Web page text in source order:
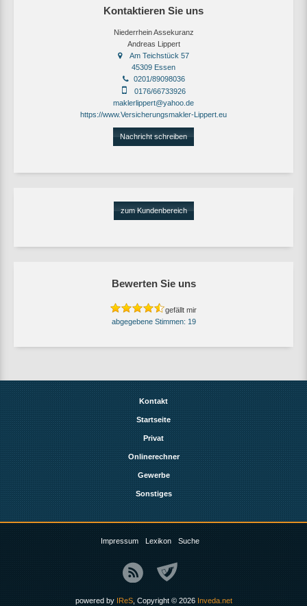
Kontaktieren Sie uns
Niederrhein Assekuranz
Andreas Lippert
Am Teichstück 57
45309 Essen
0201/89098036
0176/66733926
maklerlippert@yahoo.de
https://www.Versicherungsmakler-Lippert.eu
Nachricht schreiben
zum Kundenbereich
Bewerten Sie uns
gefällt mir
19
Kontakt
Startseite
Privat
Onlinerechner
Gewerbe
Sonstiges
Impressum Lexikon Suche
powered by IReS, Copyright © 2026 Inveda.net